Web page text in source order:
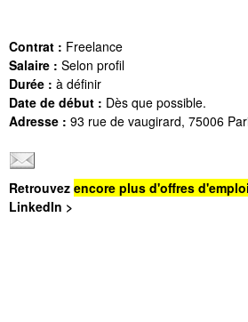
Contrat : Freelance
Salaire : Selon profil
Durée : à définir
Date de début : Dès que possible.
Adresse : 93 rue de vaugirard, 75006
Retrouvez encore plus d'offres d'emploi
LinkedIn >